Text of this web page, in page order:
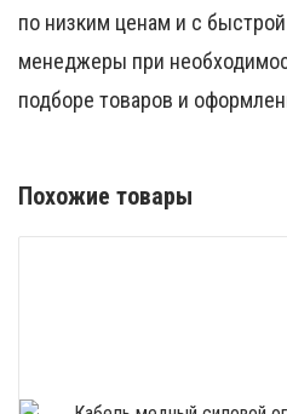
по низким ценам и с
менеджеры при
подборе товаров и
Похожие товары